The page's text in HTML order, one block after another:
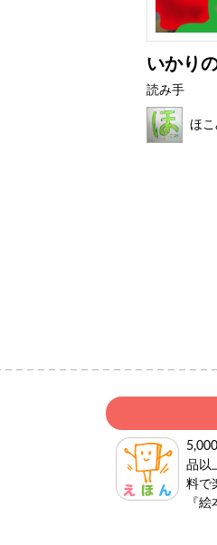
いかり
読み手
ほ
品以
料で
『